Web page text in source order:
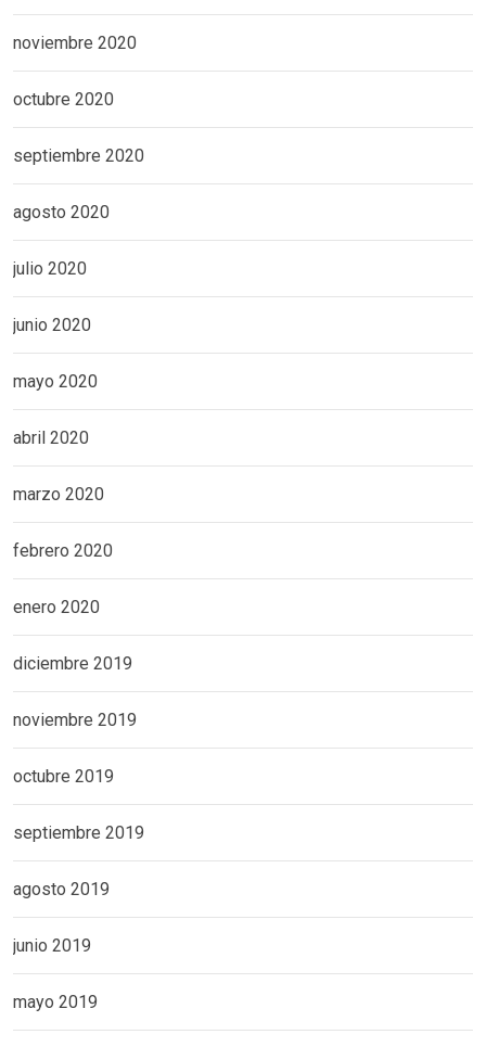
noviembre 2020
octubre 2020
septiembre 2020
agosto 2020
julio 2020
junio 2020
mayo 2020
abril 2020
marzo 2020
febrero 2020
enero 2020
diciembre 2019
noviembre 2019
octubre 2019
septiembre 2019
agosto 2019
junio 2019
mayo 2019